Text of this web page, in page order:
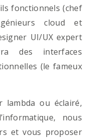
fonctionnels (chef
cloud et
UI/UX expert
des interfaces
(le fameux
lambda ou éclairé,
nous
et vous proposer